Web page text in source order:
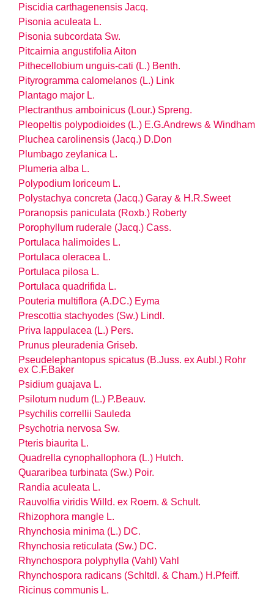
Piscidia carthagenensis Jacq.
Pisonia aculeata L.
Pisonia subcordata Sw.
Pitcairnia angustifolia Aiton
Pithecellobium unguis-cati (L.) Benth.
Pityrogramma calomelanos (L.) Link
Plantago major L.
Plectranthus amboinicus (Lour.) Spreng.
Pleopeltis polypodioides (L.) E.G.Andrews & Windham
Pluchea carolinensis (Jacq.) D.Don
Plumbago zeylanica L.
Plumeria alba L.
Polypodium loriceum L.
Polystachya concreta (Jacq.) Garay & H.R.Sweet
Poranopsis paniculata (Roxb.) Roberty
Porophyllum ruderale (Jacq.) Cass.
Portulaca halimoides L.
Portulaca oleracea L.
Portulaca pilosa L.
Portulaca quadrifida L.
Pouteria multiflora (A.DC.) Eyma
Prescottia stachyodes (Sw.) Lindl.
Priva lappulacea (L.) Pers.
Prunus pleuradenia Griseb.
Pseudelephantopus spicatus (B.Juss. ex Aubl.) Rohr
ex C.F.Baker
Psidium guajava L.
Psilotum nudum (L.) P.Beauv.
Psychilis correllii Sauleda
Psychotria nervosa Sw.
Pteris biaurita L.
Quadrella cynophallophora (L.) Hutch.
Quararibea turbinata (Sw.) Poir.
Randia aculeata L.
Rauvolfia viridis Willd. ex Roem. & Schult.
Rhizophora mangle L.
Rhynchosia minima (L.) DC.
Rhynchosia reticulata (Sw.) DC.
Rhynchospora polyphylla (Vahl) Vahl
Rhynchospora radicans (Schltdl. & Cham.) H.Pfeiff.
Ricinus communis L.